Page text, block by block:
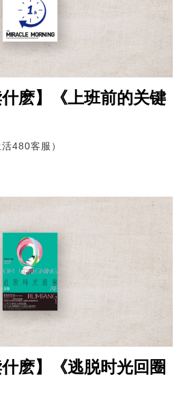
什麽】《上班前的关键
480客服）
什麽】《逃脱时光回圈